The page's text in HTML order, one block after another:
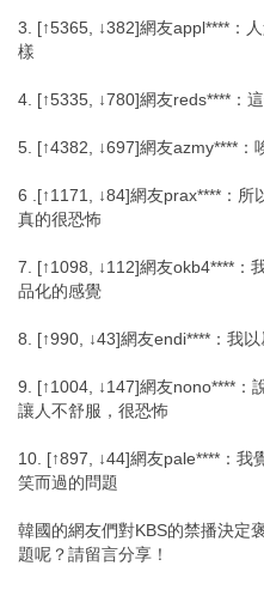
3. [↑5365, ↓382]網友appl****：
樣
4. [↑5335, ↓780]網友reds****：
5. [↑4382, ↓697]網友azmy****：
6 .[↑1171, ↓84]網友prax****：所
真的很恐怖
7. [↑1098, ↓112]網友okb4****：
品化的感覺
8. [↑990, ↓43]網友endi****：我以
9. [↑1004, ↓147]網友nono****：
讓人不舒服，很恐怖
10. [↑897, ↓44]網友pale****：我
笑而過的問題
韓國的網友們對KBS的禁播決定
題呢？請留言分享！